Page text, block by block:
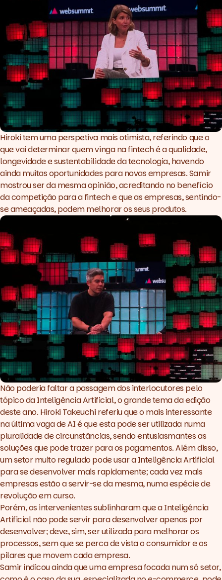
Hiroki tem uma perspetiva mais otimista, referindo que o
que vai determinar quem vinga nafinteché a qualidade,
longevidade e sustentabilidade da tecnologia, havendo
ainda muitas oportunidades para novas empresas. Samir
mostrou ser da mesma opinião, acreditando no benefício
da competição para afinteche que as empresas, sentindo-
se ameaçadas, podem melhorar os seus produtos.
Não poderia faltar a passagem dos interlocutores pelo
tópico da Inteligência Artificial, o grande tema da edição
deste ano. Hiroki Takeuchi referiu que o mais interessante
na última vaga de AI é que esta pode ser utilizada numa
pluralidade de circunstâncias, sendo entusiasmantes as
soluções que pode trazer para os pagamentos. Além disso,
um setor muito regulado pode usar a Inteligência Artificial
para se desenvolver mais rapidamente; cada vez mais
empresas estão a servir-se da mesma, numa espécie de
revolução em curso.
Porém, os intervenientes sublinharam que a Inteligência
Artificial não pode servir para desenvolver apenas por
desenvolver; deve, sim, ser utilizada para melhorar os
processos, sem que se perca de vista o consumidor e os
pilares que movem cada empresa.
Samir indicou ainda que uma empresa focada num só setor,